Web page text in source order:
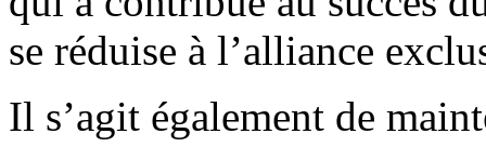
se réduise à l’alliance
Il s’agit également de